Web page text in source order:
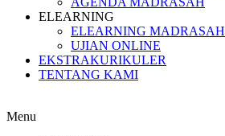
ELEARNING
ELEARNING MADRASAH
UJIAN ONLINE
EKSTRAKURIKULER
TENTANG KAMI
Menu